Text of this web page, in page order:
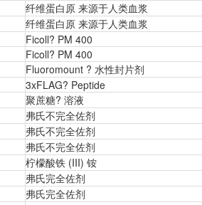
纤维蛋白原 来源于人类血浆
纤维蛋白原 来源于人类血浆
Ficoll? PM 400
Ficoll? PM 400
Fluoromount ? 水性封片剂
3xFLAG? Peptide
聚蔗糖? 溶液
弗氏不完全佐剂
弗氏不完全佐剂
弗氏不完全佐剂
柠檬酸铁 (III) 铵
弗氏完全佐剂
弗氏完全佐剂